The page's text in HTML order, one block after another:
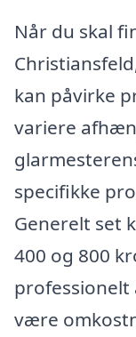
Når du skal
kan påvirke
variere
specifikke
Generelt set
400 og 800
professionelt
være